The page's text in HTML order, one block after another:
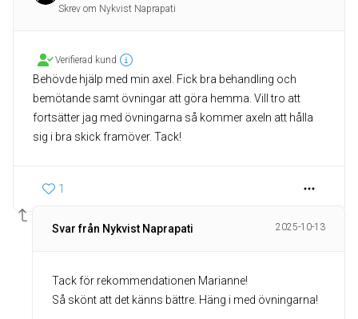
Skrev om Nykvist Naprapati
Verifierad kund
Behövde hjälp med min axel. Fick bra behandling och
bemötande samt övningar att göra hemma. Vill tro att
fortsätter jag med övningarna så kommer axeln att hålla
sig i bra skick framöver. Tack!
1
Svar från Nykvist Naprapati 2025-10-13
Tack för rekommendationen Marianne!
Så skönt att det känns bättre. Häng i med övningarna!